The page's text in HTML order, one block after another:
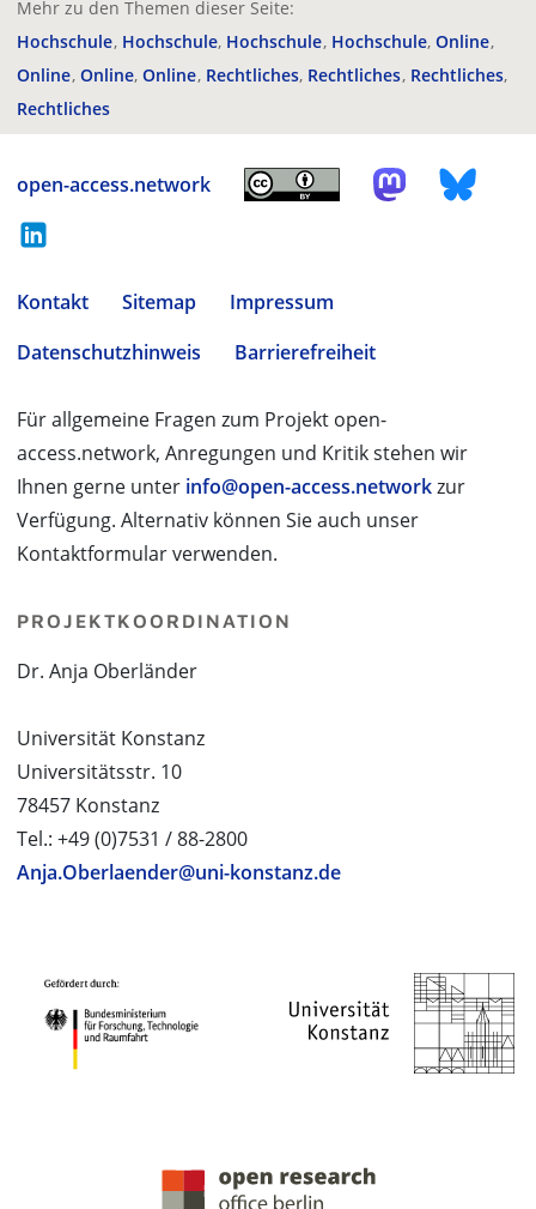
Mehr zu den Themen dieser Seite:
Hochschule Hochschule Hochschule Hochschule Online
Online Online Online Rechtliches Rechtliches Rechtliches
Rechtliches
open-access.network
Kontakt Sitemap
Impressum
Datenschutzhinweis
Barrierefreiheit
Für allgemeine Fragen zum Projekt open-
access.network, Anregungen und Kritik stehen wir
Ihnen gerne unter info@open-access.networkzur
Verfügung. Alternativ können Sie auch unser
Kontaktformular verwenden.
PROJEKTKOORDINATION
Dr. Anja Oberländer
Universität Konstanz
Universitätsstr. 10
78457 Konstanz
Tel.: +49 (0)7531 / 88-2800
Anja.Oberlaender@uni-konstanz.de